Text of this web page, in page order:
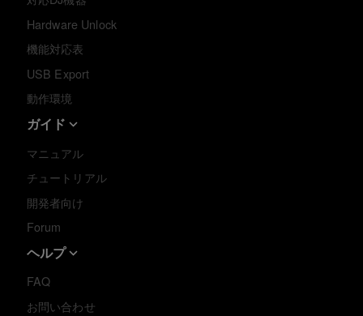
Hardware Unlock
機能対応表
USB Export
動作環境
ガイド
マニュアル
チュートリアル
開発者向け
Forum
ヘルプ
FAQ
お問い合わせ